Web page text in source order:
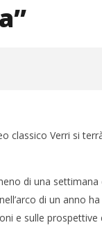
classico Verri si
di una
di un anno
e sulle